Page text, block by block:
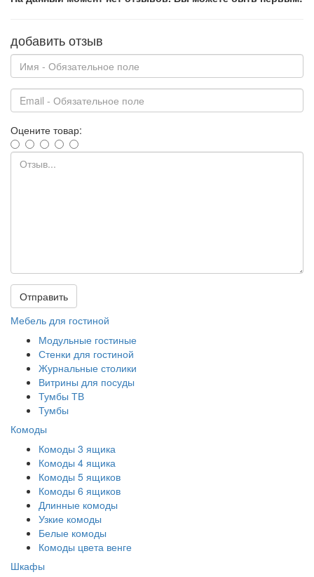
добавить отзыв
Оцените товар:
Отправить
Мебель для гостиной
Модульные гостиные
Стенки для гостиной
Журнальные столики
Витрины для посуды
Тумбы ТВ
Тумбы
Комоды
Комоды 3 ящика
Комоды 4 ящика
Комоды 5 ящиков
Комоды 6 ящиков
Длинные комоды
Узкие комоды
Белые комоды
Комоды цвета венге
Шкафы